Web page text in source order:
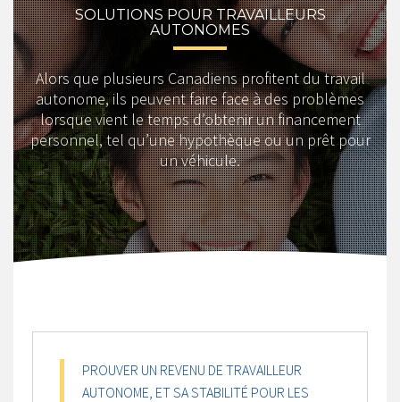
SOLUTIONS POUR TRAVAILLEURS
AUTONOMES
Alors que plusieurs Canadiens profitent du travail
autonome, ils peuvent faire face à des problèmes
lorsque vient le temps d’obtenir un financement
personnel, tel qu’une hypothèque ou un prêt pour
un véhicule.
PROUVER UN REVENU DE TRAVAILLEUR
AUTONOME, ET SA STABILITÉ POUR LES